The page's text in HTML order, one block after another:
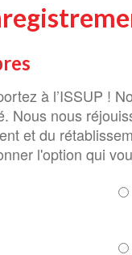
à l’ISSUP !
Nous nous
et du
l'option qui